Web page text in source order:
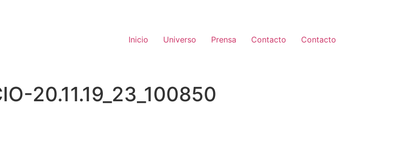
Inicio
Universo Prensa Contacto Contacto
20.11.19_23_100850